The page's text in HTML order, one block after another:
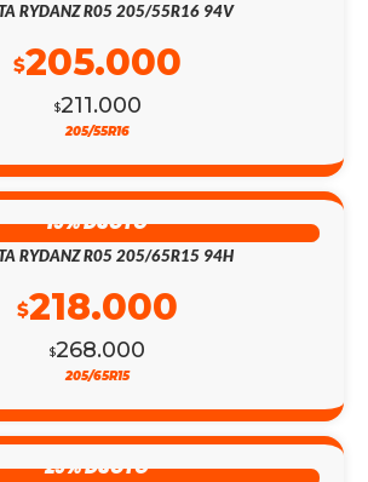
RYDANZ R05 205/55R16 94V
$211.000
$205.000
205/55R16
19% DSCTO
RYDANZ R05 205/65R15 94H
$268.000
$218.000
205/65R15
29% DSCTO